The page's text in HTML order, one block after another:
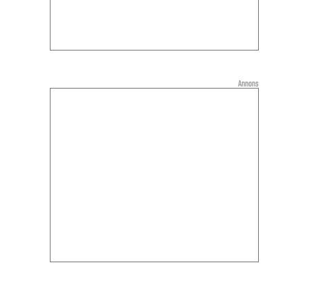
Annons